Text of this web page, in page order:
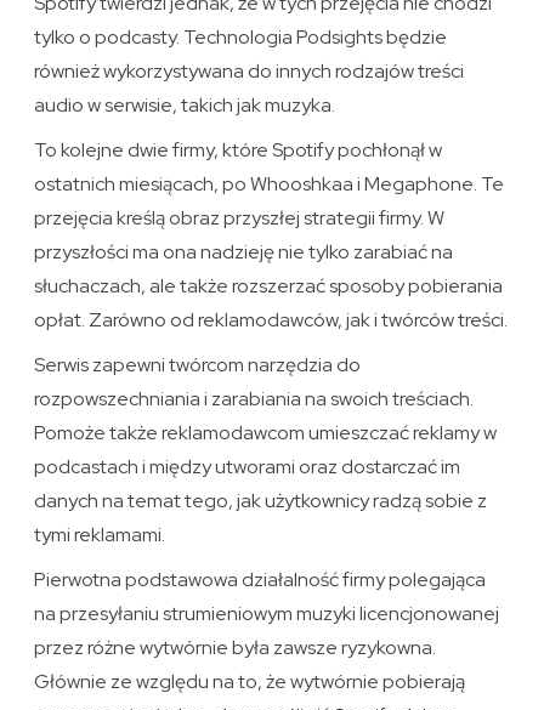
tylko o podcasty. Technologia Podsights będzie
również wykorzystywana do innych rodzajów treści
audio w serwisie, takich jak muzyka.
To kolejne dwie firmy, które Spotify pochłonął w
ostatnich miesiącach, po Whooshkaa i Megaphone. Te
przejęcia kreślą obraz przyszłej strategii firmy. W
przyszłości ma ona nadzieję nie tylko zarabiać na
słuchaczach, ale także rozszerzać sposoby pobierania
opłat. Zarówno od reklamodawców, jak i twórców treści.
Serwis zapewni twórcom narzędzia do
rozpowszechniania i zarabiania na swoich treściach.
Pomoże także reklamodawcom umieszczać reklamy w
podcastach i między utworami oraz dostarczać im
danych na temat tego, jak użytkownicy radzą sobie z
tymi reklamami.
Pierwotna podstawowa działalność firmy polegająca
na przesyłaniu strumieniowym muzyki licencjonowanej
przez różne wytwórnie była zawsze ryzykowna.
Głównie ze względu na to, że wytwórnie pobierają